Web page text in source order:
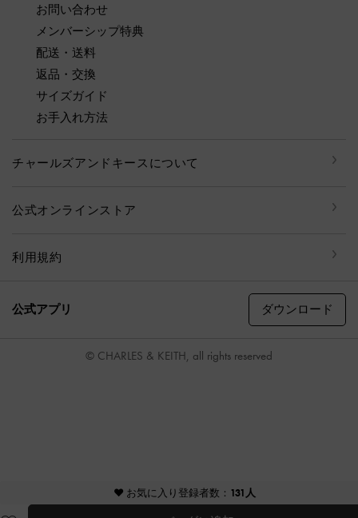
♥ お気に入り登録者数： 131人
お問い合わせ
メンバーシップ特典
配送・送料
返品・交換
サイズガイド
お手入れ方法
チャールズアンドキースについて
公式オンラインストア
利用規約
公式アプリ ダウンロード
© CHARLES & KEITH, all rights reserved